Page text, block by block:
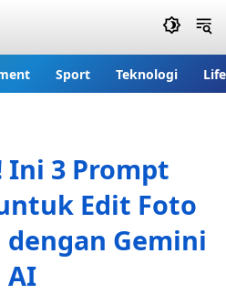
Sport Teknologi
Ini 3 Prompt
Edit Foto
Gemini
AI